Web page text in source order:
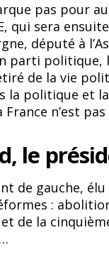
pas pour
qui sera
député à
parti politique,
de la vie
la politique et
France n’est
le
de gauche,
:
de la